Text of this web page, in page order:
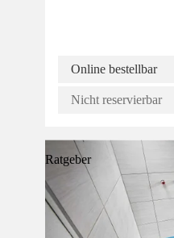
Online bestellbar
Nicht reservierbar
Ratgeber